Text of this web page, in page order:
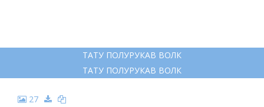
ТАТУ ПОЛУРУКАВ ВОЛК
ТАТУ ПОЛУРУКАВ ВОЛК
27